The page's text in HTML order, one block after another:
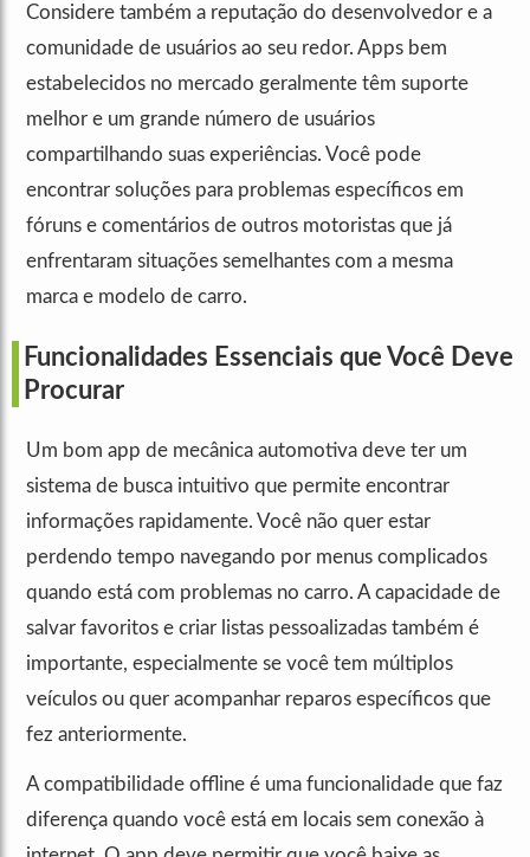
Considere também a reputação do desenvolvedor e a
comunidade de usuários ao seu redor. Apps bem
estabelecidos no mercado geralmente têm suporte
melhor e um grande número de usuários
compartilhando suas experiências. Você pode
encontrar soluções para problemas específicos em
fóruns e comentários de outros motoristas que já
enfrentaram situações semelhantes com a mesma
marca e modelo de carro.
Funcionalidades Essenciais que Você Deve
Procurar
Um bom app de mecânica automotiva deve ter um
sistema de busca intuitivo que permite encontrar
informações rapidamente. Você não quer estar
perdendo tempo navegando por menus complicados
quando está com problemas no carro. A capacidade de
salvar favoritos e criar listas pessoalizadas também é
importante, especialmente se você tem múltiplos
veículos ou quer acompanhar reparos específicos que
fez anteriormente.
A compatibilidade offline é uma funcionalidade que faz
diferença quando você está em locais sem conexão à